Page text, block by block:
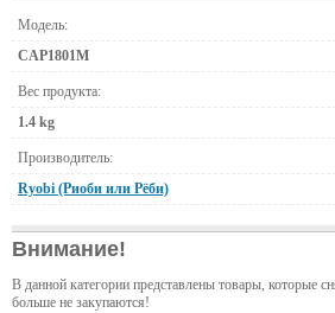
Модель:
CAP1801M
Вес продукта:
1.4 kg
Производитель:
Ryobi (Риоби или Рёби)
Внимание!
В данной категории представлены товары, которые
больше не закупаются!